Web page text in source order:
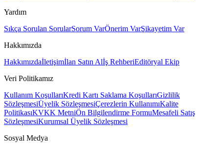
Yardım
Sıkça Sorulan SorularSorum VarÖnerim VarŞikayetim Var
Hakkımızda
Hakkımızdaİletişimİlan Satın Alİş RehberiEditöryal Ekip
Veri Politikamız
Kullanım KoşullarıKredi Kartı Saklama KoşullarıGizlilik
SözleşmesiÜyelik SözleşmesiÇerezlerin KullanımıKalite
PolitikasıKVKK MetniÖn Bilgilendirme FormuMesafeli Satış
SözleşmesiKurumsal Üyelik Sözleşmesi
Sosyal Medya